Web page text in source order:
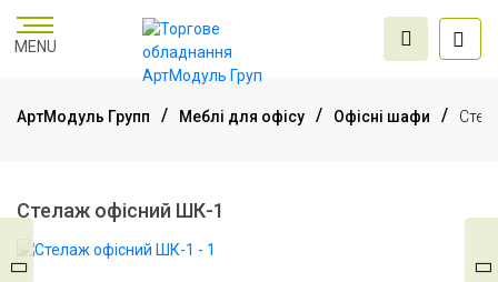
MENU
обладнання
АртМодуль Групп Меблі для офісу Офісні шафи
Стелаж офісний ШК-1